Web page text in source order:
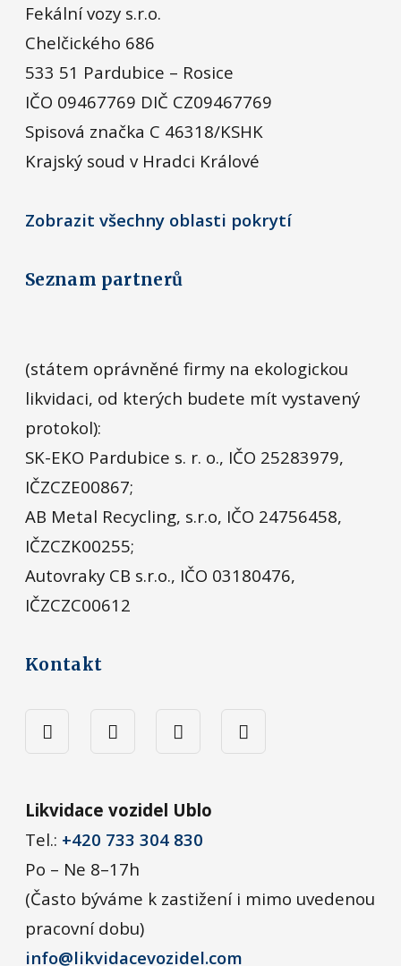
Fekální vozy s.r.o.
Chelčického 686
533 51 Pardubice – Rosice
IČO 09467769 DIČ CZ09467769
Spisová značka C 46318/KSHK
Krajský soud v Hradci Králové
Zobrazit všechny oblasti pokrytí
Seznam partnerů
(státem oprávněné firmy na ekologickou
likvidaci, od kterých budete mít vystavený
protokol):
SK-EKO Pardubice s. r. o., IČO 25283979,
IČZCZE00867;
AB Metal Recycling, s.r.o, IČO 24756458,
IČZCZK00255;
Autovraky CB s.r.o., IČO 03180476,
IČZCZC00612
Kontakt
Likvidace vozidel Ublo
Tel.: +420 733 304 830
Po – Ne 8–17h
(Často býváme k zastižení i mimo uvedenou
pracovní dobu)
info@likvidacevozidel.com